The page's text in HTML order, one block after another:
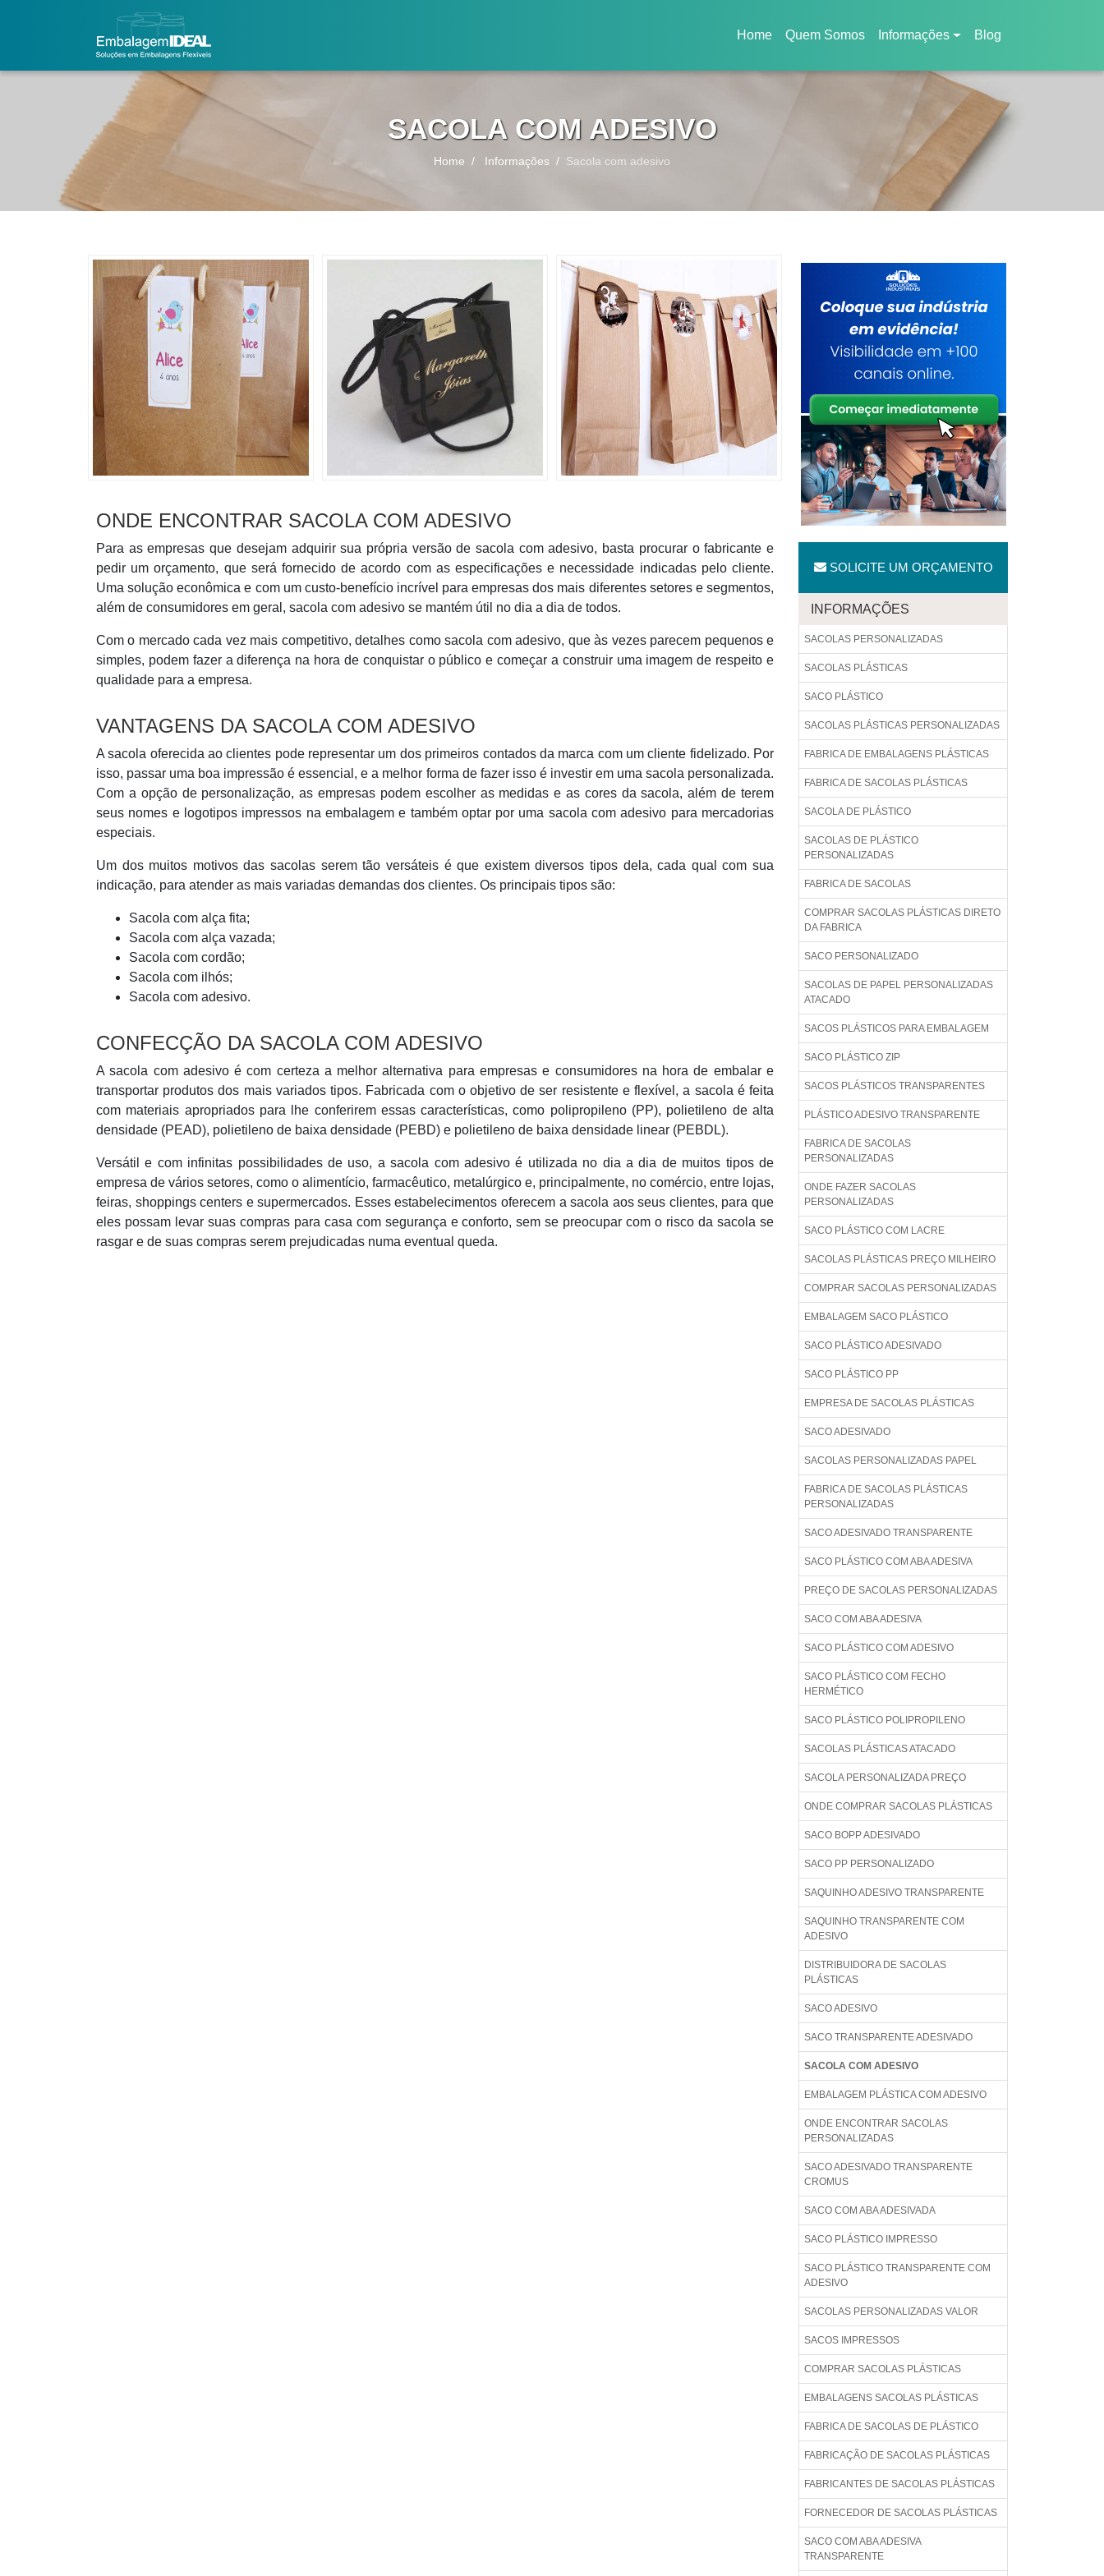
Home
(current)
Quem Somos Informações Blog
SACOLA COM ADESIVO
Home Informações Sacola com adesivo
ONDE ENCONTRAR SACOLA COM ADESIVO
Para as empresas que desejam adquirir sua própria versão de sacola com adesivo, basta procurar o fabricante e
pedir um orçamento, que será fornecido de acordo com as especificações e necessidade indicadas pelo cliente.
Uma solução econômica e com um custo-benefício incrível para empresas dos mais diferentes setores e segmentos,
além de consumidores em geral, sacola com adesivo se mantém útil no dia a dia de todos.
Com o mercado cada vez mais competitivo, detalhes como sacola com adesivo, que às vezes parecem pequenos e
simples, podem fazer a diferença na hora de conquistar o público e começar a construir uma imagem de respeito e
qualidade para a empresa.
VANTAGENS DA SACOLA COM ADESIVO
A sacola oferecida ao clientes pode representar um dos primeiros contados da marca com um cliente fidelizado. Por
isso, passar uma boa impressão é essencial, e a melhor forma de fazer isso é investir em uma sacola personalizada.
Com a opção de personalização, as empresas podem escolher as medidas e as cores da sacola, além de terem
seus nomes e logotipos impressos na embalagem e também optar por uma sacola com adesivo para mercadorias
especiais.
Um dos muitos motivos das sacolas serem tão versáteis é que existem diversos tipos dela, cada qual com sua
indicação, para atender as mais variadas demandas dos clientes. Os principais tipos são:
Sacola com alça fita;
Sacola com alça vazada;
Sacola com cordão;
Sacola com ilhós;
Sacola com adesivo.
CONFECÇÃO DA SACOLA COM ADESIVO
A sacola com adesivo é com certeza a melhor alternativa para empresas e consumidores na hora de embalar e
transportar produtos dos mais variados tipos. Fabricada com o objetivo de ser resistente e flexível, a sacola é feita
com materiais apropriados para lhe conferirem essas características, como polipropileno (PP), polietileno de alta
densidade (PEAD), polietileno de baixa densidade (PEBD) e polietileno de baixa densidade linear (PEBDL).
Versátil e com infinitas possibilidades de uso, a sacola com adesivo é utilizada no dia a dia de muitos tipos de
empresa de vários setores, como o alimentício, farmacêutico, metalúrgico e, principalmente, no comércio, entre lojas,
feiras, shoppings centers e supermercados. Esses estabelecimentos oferecem a sacola aos seus clientes, para que
eles possam levar suas compras para casa com segurança e conforto, sem se preocupar com o risco da sacola se
rasgar e de suas compras serem prejudicadas numa eventual queda.
SOLICITE UM ORÇAMENTO
INFORMAÇÕES
SACOLAS PERSONALIZADAS
SACOLAS PLÁSTICAS
SACO PLÁSTICO
SACOLAS PLÁSTICAS PERSONALIZADAS
FABRICA DE EMBALAGENS PLÁSTICAS
FABRICA DE SACOLAS PLÁSTICAS
SACOLA DE PLÁSTICO
SACOLAS DE PLÁSTICO
PERSONALIZADAS
FABRICA DE SACOLAS
COMPRAR SACOLAS PLÁSTICAS DIRETO
DA FABRICA
SACO PERSONALIZADO
SACOLAS DE PAPEL PERSONALIZADAS
ATACADO
SACOS PLÁSTICOS PARA EMBALAGEM
SACO PLÁSTICO ZIP
SACOS PLÁSTICOS TRANSPARENTES
PLÁSTICO ADESIVO TRANSPARENTE
FABRICA DE SACOLAS
PERSONALIZADAS
ONDE FAZER SACOLAS
PERSONALIZADAS
SACO PLÁSTICO COM LACRE
SACOLAS PLÁSTICAS PREÇO MILHEIRO
COMPRAR SACOLAS PERSONALIZADAS
EMBALAGEM SACO PLÁSTICO
SACO PLÁSTICO ADESIVADO
SACO PLÁSTICO PP
EMPRESA DE SACOLAS PLÁSTICAS
SACO ADESIVADO
SACOLAS PERSONALIZADAS PAPEL
FABRICA DE SACOLAS PLÁSTICAS
PERSONALIZADAS
SACO ADESIVADO TRANSPARENTE
SACO PLÁSTICO COM ABA ADESIVA
PREÇO DE SACOLAS PERSONALIZADAS
SACO COM ABA ADESIVA
SACO PLÁSTICO COM ADESIVO
SACO PLÁSTICO COM FECHO
HERMÉTICO
SACO PLÁSTICO POLIPROPILENO
SACOLAS PLÁSTICAS ATACADO
SACOLA PERSONALIZADA PREÇO
ONDE COMPRAR SACOLAS PLÁSTICAS
SACO BOPP ADESIVADO
SACO PP PERSONALIZADO
SAQUINHO ADESIVO TRANSPARENTE
SAQUINHO TRANSPARENTE COM
ADESIVO
DISTRIBUIDORA DE SACOLAS
PLÁSTICAS
SACO ADESIVO
SACO TRANSPARENTE ADESIVADO
SACOLA COM ADESIVO
EMBALAGEM PLÁSTICA COM ADESIVO
ONDE ENCONTRAR SACOLAS
PERSONALIZADAS
SACO ADESIVADO TRANSPARENTE
CROMUS
SACO COM ABA ADESIVADA
SACO PLÁSTICO IMPRESSO
SACO PLÁSTICO TRANSPARENTE COM
ADESIVO
SACOLAS PERSONALIZADAS VALOR
SACOS IMPRESSOS
COMPRAR SACOLAS PLÁSTICAS
EMBALAGENS SACOLAS PLÁSTICAS
FABRICA DE SACOLAS DE PLÁSTICO
FABRICAÇÃO DE SACOLAS PLÁSTICAS
FABRICANTES DE SACOLAS PLÁSTICAS
FORNECEDOR DE SACOLAS PLÁSTICAS
SACO COM ABA ADESIVA
TRANSPARENTE